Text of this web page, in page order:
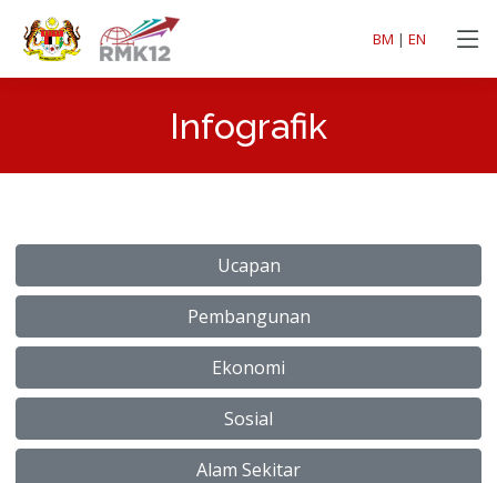
BM | EN
Infografik
Ucapan
Pembangunan
Ekonomi
Sosial
Alam Sekitar